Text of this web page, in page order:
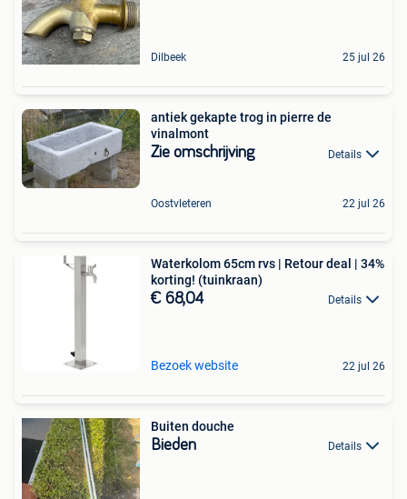
Dilbeek 25 jul 26
antiek gekapte trog in pierre de
vinalmont
Zie omschrijving Details
Oostvleteren 22 jul 26
Waterkolom 65cm rvs | Retour deal | 34%
korting! (tuinkraan)
€ 68,04 Details
Bezoek website 22 jul 26
Buiten douche
Bieden Details